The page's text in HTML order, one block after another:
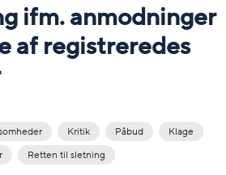
ifm. anmodninger
af registreredes
Kritik Påbud
Klage
Retten til sletning